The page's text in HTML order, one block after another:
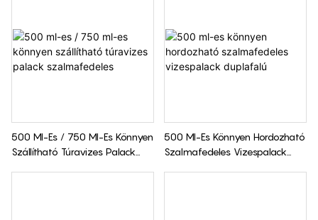
500 Ml-Es / 750 Ml-Es Könnyen
Szállítható Túravizes Palack
500 Ml-Es Könnyen Hordozható
Szalmafedeles Vizespalack